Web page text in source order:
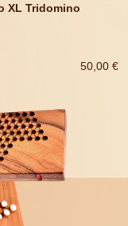
XL Tridomino
50,00 €